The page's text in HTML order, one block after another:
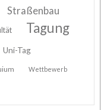
Straßenbau
Tagung
Uni-Tag
Wettbewerb